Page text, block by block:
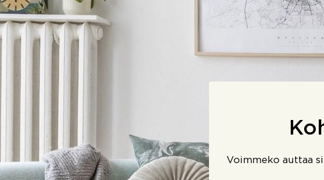
Voimmeko auttaa